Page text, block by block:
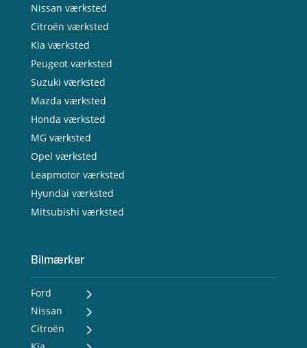
Nissan værksted
Citroën værksted
Kia værksted
Peugeot værksted
Suzuki værksted
Mazda værksted
Honda værksted
MG værksted
Opel værksted
Leapmotor værksted
Hyundai værksted
Mitsubishi værksted
Bilmærker
Ford
- Ford Puma Gen-E
- Ford Capri
- Ford Explorer
Nissan
- Nissan MICRA
Citroën